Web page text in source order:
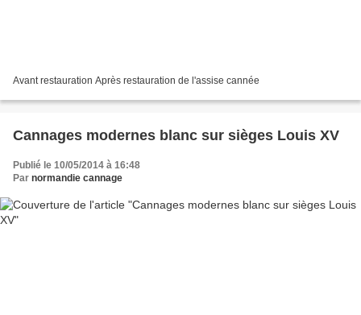
Avant restauration Après restauration de l'assise cannée
Cannages modernes blanc sur sièges Louis XV
Publié le 10/05/2014 à 16:48
Par normandie cannage